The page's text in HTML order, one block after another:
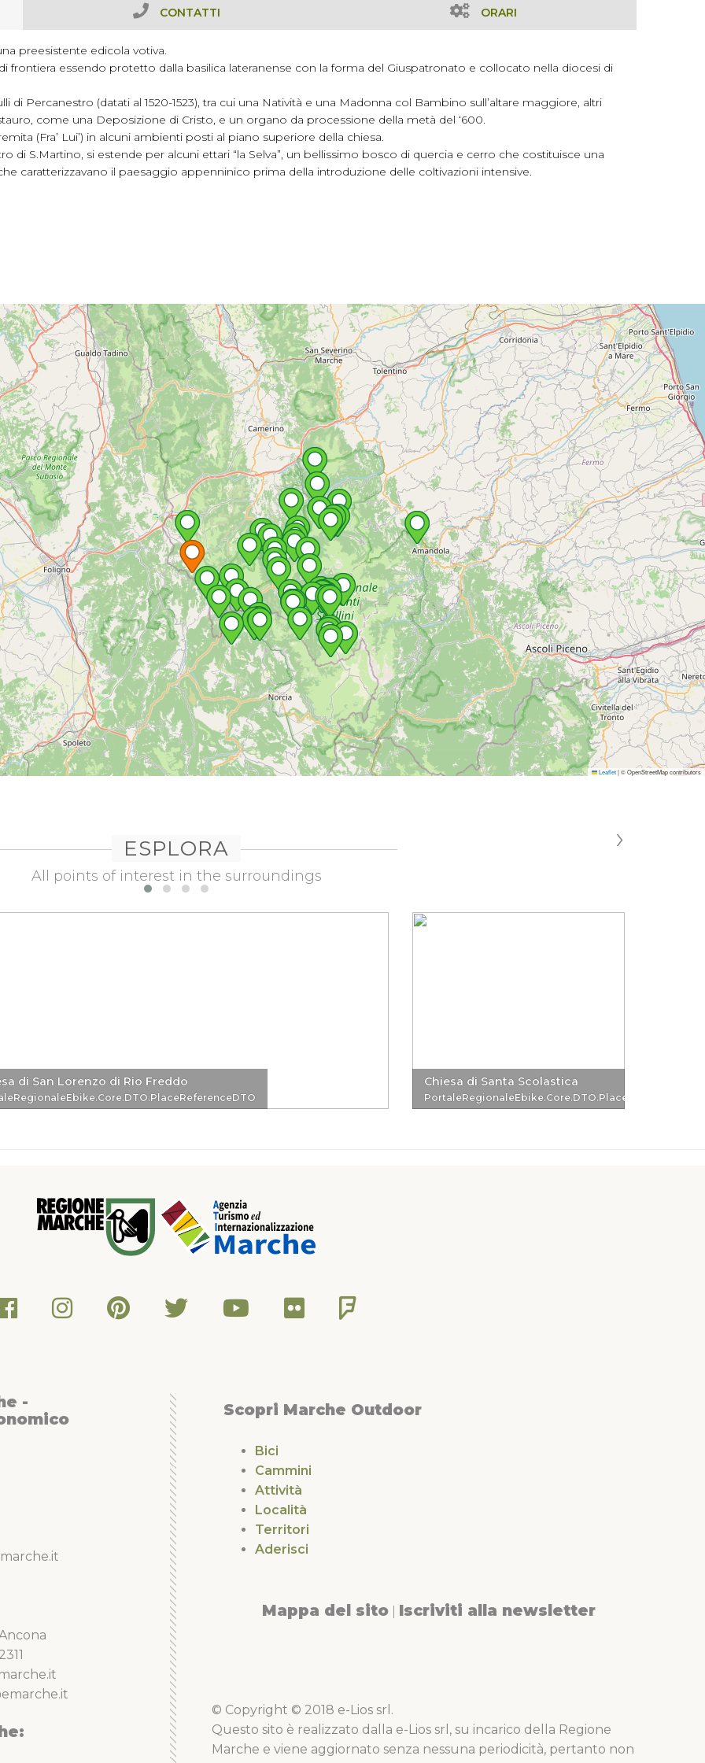
CONTATTI ORARI
preesistente edicola votiva.
frontiera essendo protetto dalla basilica lateranense con la forma del Giuspatronato e collocato nella diocesi di
di Percanestro (datati al 1520-1523), tra cui una Natività e una Madonna col Bambino sull’altare maggiore, altri
come una Deposizione di Cristo, e un organo da processione della metà del ‘600.
(Fra’ Lui’) in alcuni ambienti posti al piano superiore della chiesa.
di S.Martino, si estende per alcuni ettari “la Selva”, un bellissimo bosco di quercia e cerro che costituisce una
caratterizzavano il paesaggio appenninico prima della introduzione delle coltivazioni intensive.
Leaflet|© OpenStreetMap contributors
ESPLORA
All points of interest in the surroundings
di San Lorenzo di Rio Freddo Chiesa di Santa Scolastica
PortaleRegionaleEbike.Core.DTO.PlaceReferenceDTO
›
-
Scopri Marche Outdoor
Bici
Cammini
Attività
Località
Territori
Aderisci
Mappa del sito Iscriviti alla newsletter
© Copyright © 2018 e-Lios srl.
Questo sito è realizzato dalla e-Lios srl, su incarico della Regione
Marche e viene aggiornato senza nessuna periodicità, pertanto non